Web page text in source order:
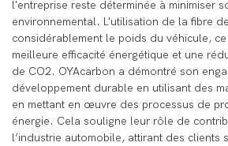
l'entreprise reste déterminée à minimiser
environnemental. L'utilisation de la fibre
considérablement le poids du véhicule,
meilleure efficacité énergétique et une
de CO2. OYAcarbon a démontré son
développement durable en utilisant des
en mettant en œuvre des processus de
énergie. Cela souligne leur rôle de
l’industrie automobile, attirant des clients